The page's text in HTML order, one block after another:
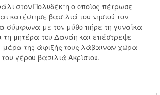
στον Πολυδέκτη ο οποίος πέτρωσε
κατέστησε βασιλιά του νησιού τον
σύμφωνα με τον μύθο πήρε τη γυναίκα
τη μητέρα του Δανάη και επέστρεψε
μέρα της άφιξής τους λάβαιναν χώρα
γέρου βασιλιά Ακρίσιου.